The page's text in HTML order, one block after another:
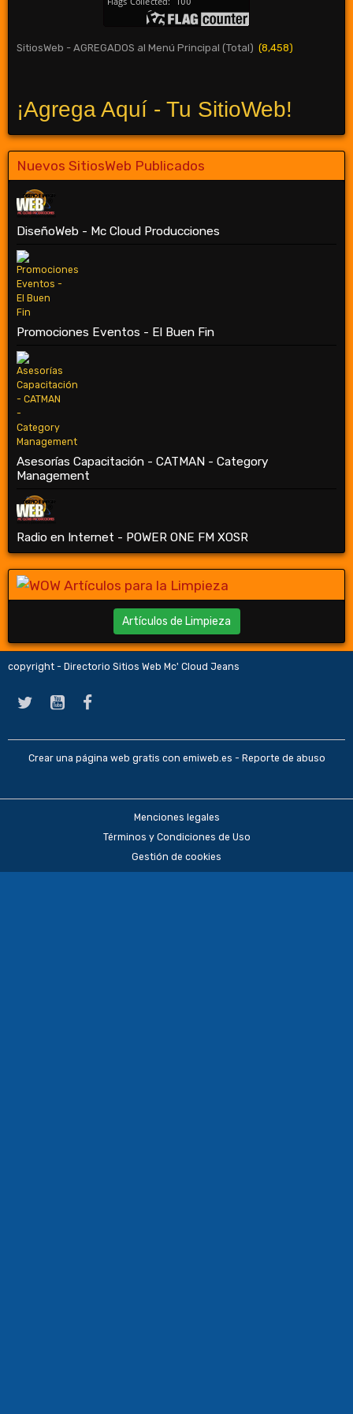
SitiosWeb - AGREGADOS al Menú Principal (Total) (8,458)
¡Agrega Aquí - Tu SitioWeb!
Nuevos SitiosWeb Publicados
DiseñoWeb - Mc Cloud Producciones
Promociones Eventos - El Buen Fin
Asesorías Capacitación - CATMAN - Category
Management
Radio en Internet - POWER ONE FM XOSR
Artículos de Limpieza
copyright - Directorio Sitios Web Mc' Cloud Jeans
Crear una página web gratis con emiweb.es - Reporte de abuso
Menciones legales
Términos y Condiciones de Uso
Gestión de cookies